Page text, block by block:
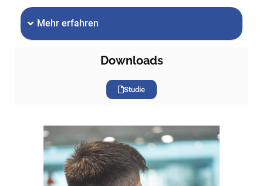
Mehr erfahren
Downloads
Studie